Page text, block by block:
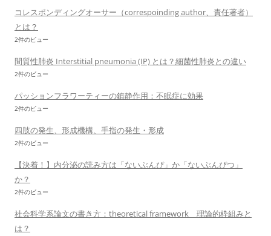
コレスポンディングオーサー（correspoinding author、責任著者）
とは？
2件のビュー
間質性肺炎 Interstitial pneumonia (IP) とは？細菌性肺炎との違い
2件のビュー
パッションフラワーティーの鎮静作用：不眠症に効果
2件のビュー
四肢の発生、形成機構、手指の発生・形成
2件のビュー
【決着！】内分泌の読み方は「ないぶんぴ」か「ないぶんぴつ」
か？
2件のビュー
社会科学系論文の書き方：theoretical framework 理論的枠組みと
は？